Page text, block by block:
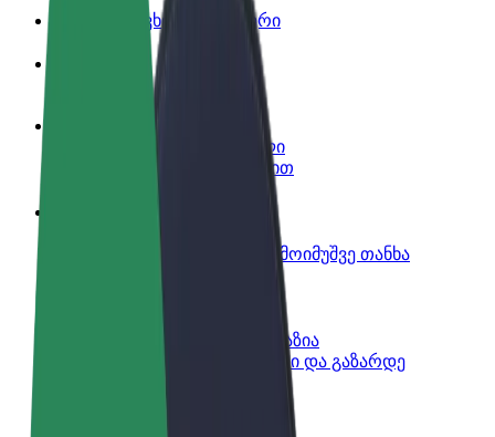
როგორ გავხდე გამომწერი
გახდი პარტნიორი მძღოლი
იმუშავე საკუთარი გრაფიკით
შეასრულე შეკვეთები და გამოიმუშვე თანხა
დაამატე რესტორანი ან მაღაზია
მოიზიდე მეტი მომხმარებელი და გაზარდე